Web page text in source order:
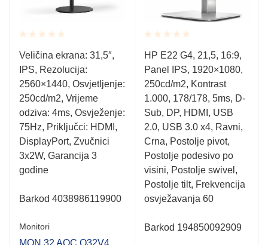
Rated
0.001
out
of
5
Veličina ekrana: 31,5″,
IPS, Rezolucija:
2560×1440, Osvjetljenje:
250cd/m2, Vrijeme
odziva: 4ms, Osvježenje:
75Hz, Priključci: HDMI,
DisplayPort, Zvučnici
3x2W, Garancija 3
godine
Barkod 4038986119900
Monitori
MON 32 AOC Q32V4
Rated
0.001
out
of
5
HP E22 G4, 21,5, 16:9,
Panel IPS, 1920×1080,
250cd/m2, Kontrast
1.000, 178/178, 5ms, D-
Sub, DP, HDMI, USB
2.0, USB 3.0 x4, Ravni,
Crna, Postolje pivot,
Postolje podesivo po
visini, Postolje swivel,
Postolje tilt, Frekvencija
osvježavanja 60
Barkod 194850092909